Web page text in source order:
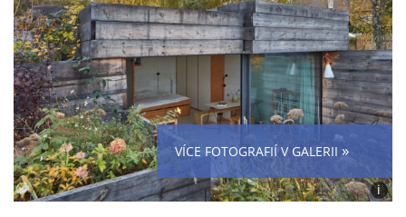
VÍCE FOTOGRAFIÍ V GALERII »
i
Foto: